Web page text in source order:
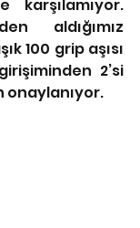
karşılamıyor.
aldığımız
100 grip aşısı
2’si
onaylanıyor.